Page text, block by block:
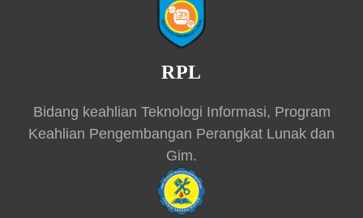
RPL
Bidang keahlian Teknologi Informasi, Program
Keahlian Pengembangan Perangkat Lunak dan
Gim.